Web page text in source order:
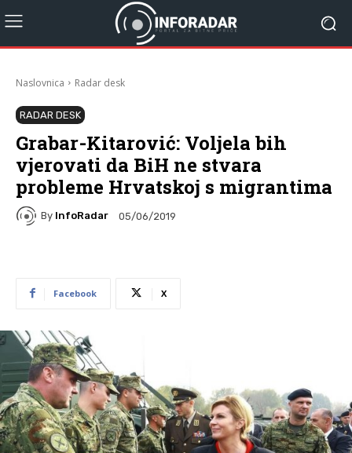
Naslovnica Radar desk
RADAR DESK
Grabar-Kitarović: Voljela bih
vjerovati da BiH ne stvara
probleme Hrvatskoj s migrantima
By InfoRadar 05/06/2019
Facebook X